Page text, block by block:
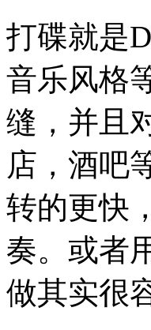
打碟就是
音乐风格
缝，并且
店，酒吧
转的更快
奏。或者
做其实很